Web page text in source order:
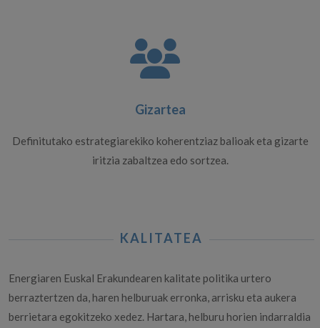
Gizartea
Definitutako estrategiarekiko koherentziaz balioak eta gizarte
iritzia zabaltzea edo sortzea.
KALITATEA
Energiaren Euskal Erakundearen kalitate politika urtero
berraztertzen da, haren helburuak erronka, arrisku eta aukera
berrietara egokitzeko xedez. Hartara, helburu horien indarraldia